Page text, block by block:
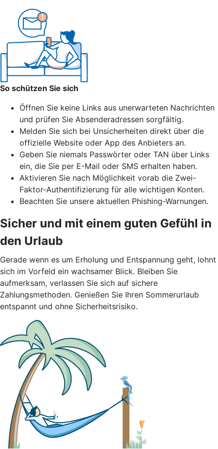
So schützen Sie sich
Öffnen Sie keine Links aus unerwarteten Nachrichten
und prüfen Sie Absenderadressen sorgfältig.
Melden Sie sich bei Unsicherheiten direkt über die
offizielle Website oder App des Anbieters an.
Geben Sie niemals Passwörter oder TAN über Links
ein, die Sie per E-Mail oder SMS erhalten haben.
Aktivieren Sie nach Möglichkeit vorab die Zwei-
Faktor-Authentifizierung für alle wichtigen Konten.
Beachten Sie unsere aktuellen Phishing-Warnungen.
Sicher und mit einem guten Gefühl in
den Urlaub
Gerade wenn es um Erholung und Entspannung geht, lohnt
sich im Vorfeld ein wachsamer Blick. Bleiben Sie
aufmerksam, verlassen Sie sich auf sichere
Zahlungsmethoden. Genießen Sie Ihren Sommerurlaub
entspannt und ohne Sicherheitsrisiko.